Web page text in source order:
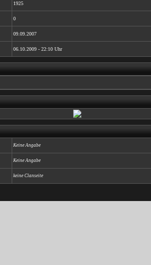
1925
0
09.09.2007
06.10.2009 - 22:10 Uhr
Keine Angabe
Keine Angabe
keine Clanseite